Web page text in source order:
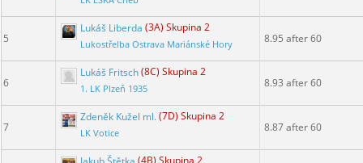
5
Lukáš Liberda (3A) Skupina 2
Lukostřelba Ostrava Mariánské Hory 8.95 after 60
6
Lukáš Fritsch(8C) Skupina 2
1. LK Plzeň 1935 8.93 after 60
7
Zdeněk Kužel ml.(7D) Skupina 2
LK Votice 8.87 after 60